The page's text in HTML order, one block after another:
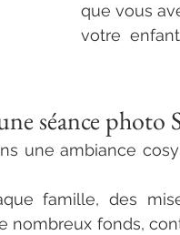
que vous
votre
séance photo
une ambiance
famille, des
nombreux fonds,